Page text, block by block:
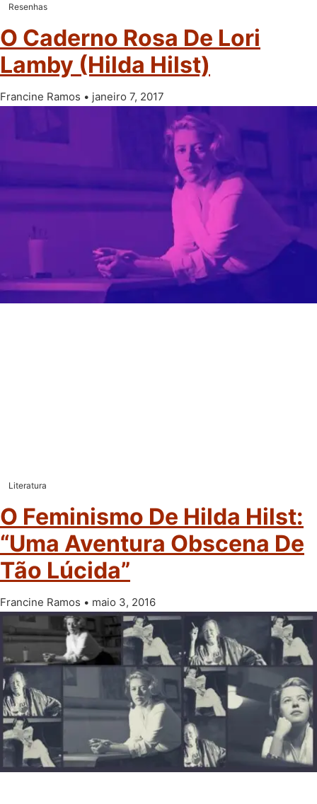
Resenhas
O Caderno Rosa De Lori
Lamby (Hilda Hilst)
Francine Ramos janeiro 7, 2017
Literatura
O Feminismo De Hilda Hilst:
“uma Aventura Obscena De
Tão Lúcida”
Francine Ramos maio 3, 2016